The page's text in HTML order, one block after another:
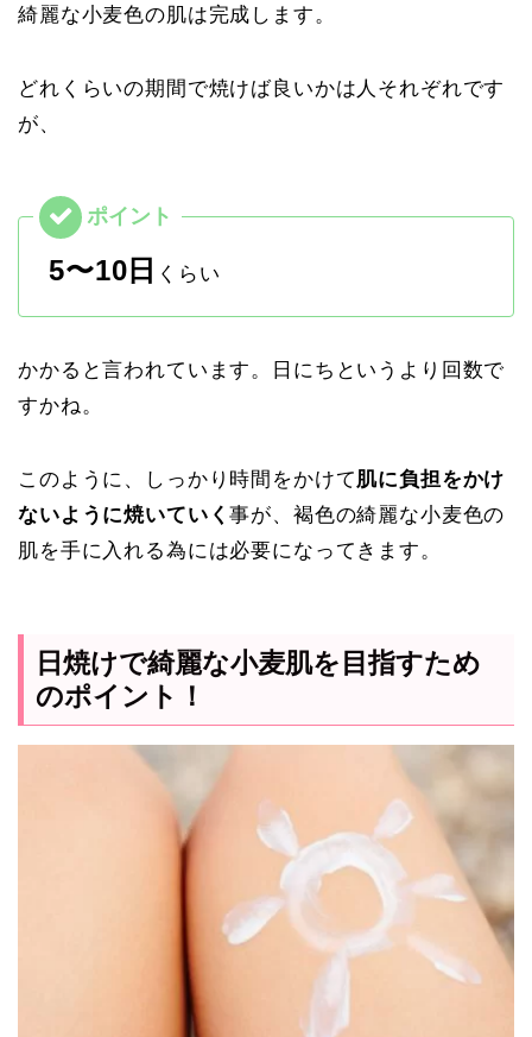
綺麗な小麦色の肌は完成します。
どれくらいの期間で焼けば良いかは人それぞれです
が、
5〜10日 くらい
かかると言われています。日にちというより回数で
すかね。
このように、しっかり時間をかけて肌に負担をかけ
ないように焼いていく事が、褐色の綺麗な小麦色の
肌を手に入れる為には必要になってきます。
日焼けで綺麗な小麦肌を目指すため
のポイント！